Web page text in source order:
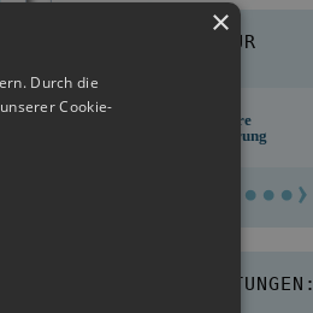
10 GRÜNDE FÜR
des
Über 30 Jahre
Praxiserfahrung
KUNDENBEWERTUNGEN:
×
Durch die
Cookie-